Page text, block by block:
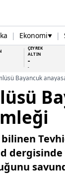
| Ekonomi▼ |
ÇEYREK
ALTIN
-
-
Bayancuk
bilinen